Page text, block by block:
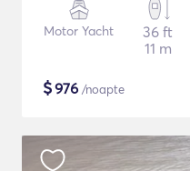
Motor Yacht
36 ft
11 m
$976 /noapte